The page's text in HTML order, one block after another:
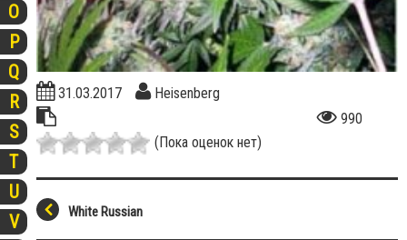
O
P
Q
R
S
T
U
V
31.03.2017
Heisenberg
990
(Пока оценок нет)
White Russian